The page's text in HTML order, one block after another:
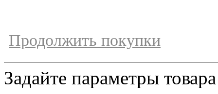
Продолжить покупки
Задайте параметры товара